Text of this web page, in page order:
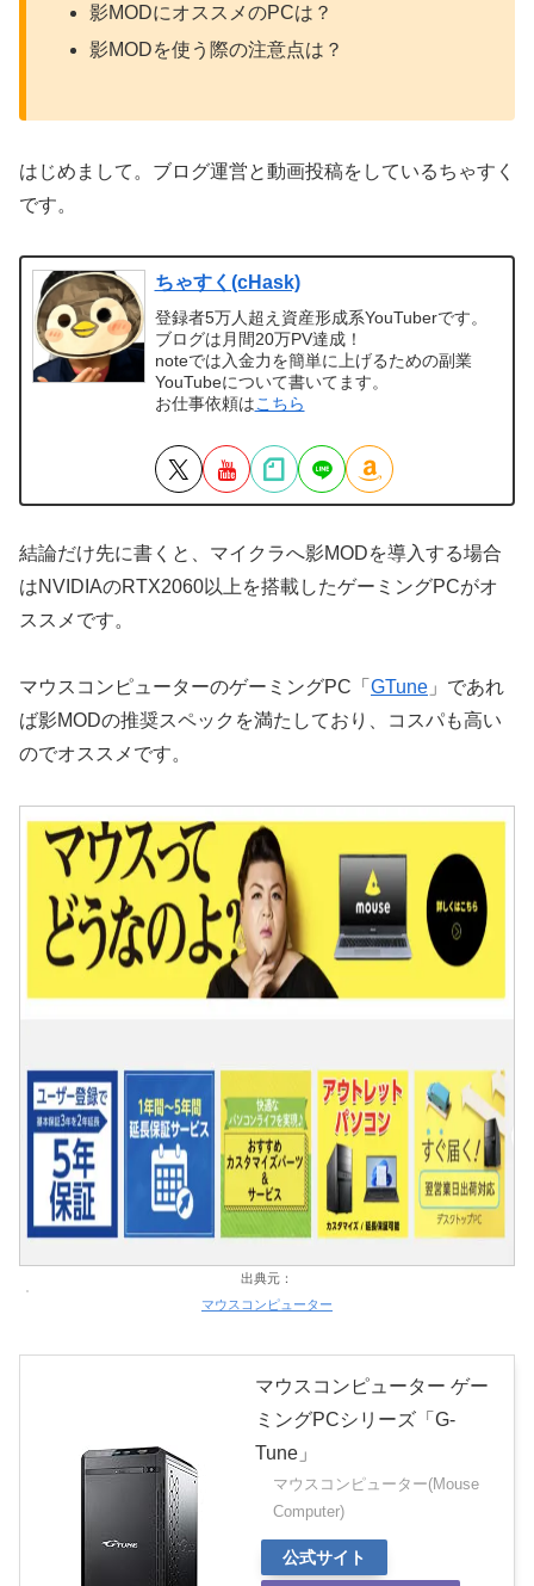
影MODにオススメのPCは？
影MODを使う際の注意点は？
はじめまして。ブログ運営と動画投稿をしているちゃすく
です。
ちゃすく(cHask)
登録者5万人超え資産形成系YouTuberです。
ブログは月間20万PV達成！
noteでは入金力を簡単に上げるための副業
YouTubeについて書いてます。
お仕事依頼はこちら
結論だけ先に書くと、マイクラへ影MODを導入する場合
はNVIDIAのRTX2060以上を搭載したゲーミングPCがオ
ススメです。
マウスコンピューターのゲーミングPC「 GTune 」であれ
ば影MODの推奨スペックを満たしており、コスパも高い
のでオススメです。
出典元：
マウスコンピューター
マウスコンピューター ゲー
ミングPCシリーズ「G-
Tune」
マウスコンピューター(Mouse
Computer)
公式サイト